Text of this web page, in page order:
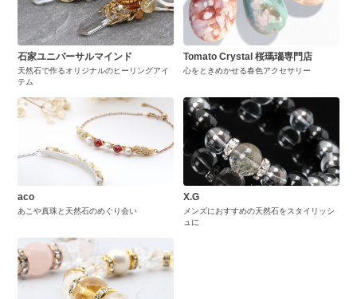
石家ユニバーサルマインド
天然石で作るオリジナルのヒーリングアイ
テム
Tomato Crystal 桜瑪瑙専門店
心をときめかせる春色アクセサリー
aco
あこや真珠と天然石のめぐり会い
X.G
メンズにおすすめの天然石をスタイリッシ
ュに